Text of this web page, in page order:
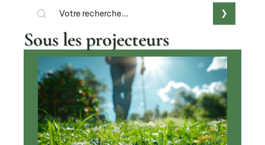
Sous les projecteurs